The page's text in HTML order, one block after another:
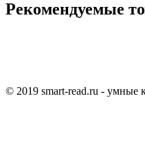
Рекомендуемые
© 2019 smart-read.ru - умные